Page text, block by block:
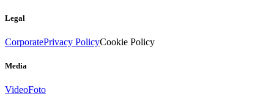
Legal
CorporatePrivacy PolicyCookie Policy
Media
VideoFoto